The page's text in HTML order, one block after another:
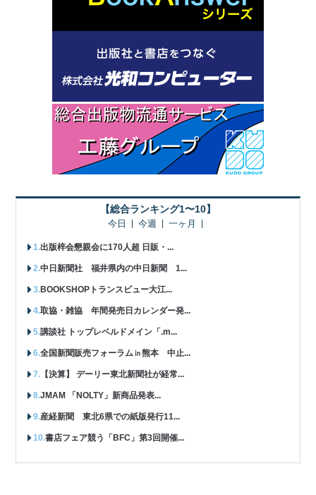
【総合ランキング1〜10】
今日 今週 一ヶ月
出版梓会懇親会に170人超 日販・...
中日新聞社 福井県内の中日新聞 1...
BOOKSHOPトランスビュー大江...
取協・雑協 年間発売日カレンダー発...
講談社 トップレベルドメイン「.m...
全国新聞販売フォーラム㏌熊本 中止...
【決算】 デーリー東北新聞社が経常...
JMAM 「NOLTY」新商品発表...
産経新聞 東北6県での紙版発行11...
書店フェア競う「BFC」第3回開催...